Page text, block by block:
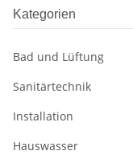
Kategorien
Bad und Lüftung
Sanitärtechnik
Installation
Hauswasser